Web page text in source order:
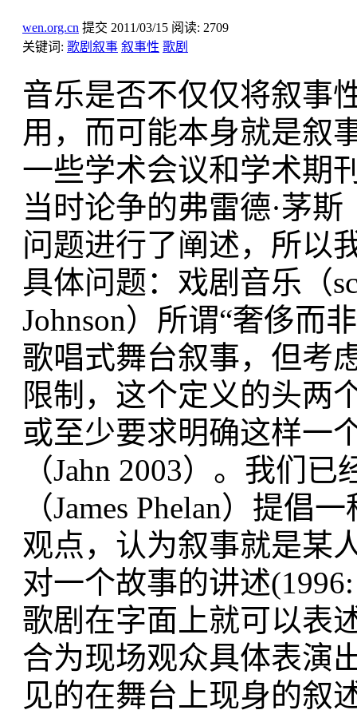
wen.org.cn 提交 2011/03/15 阅读: 2709
关键词: 歌剧叙事 叙事性 歌剧
音乐是否不仅仅将叙事
用，而可能本身就是叙
一些学术会议和学术期
当时论争的弗雷德·茅
问题进行了阐述，所以
具体问题：戏剧音乐（
Johnson）所谓“奢侈而
歌唱式舞台叙事，但考
限制，这个定义的头两
或至少要求明确这样一
（Jahn 2003）。我们
（James Phelan）提倡
观点，认为叙事就是某
对一个故事的讲述
歌剧在字面上就可以表
合为现场观众具体表演
见的在舞台上现身的叙